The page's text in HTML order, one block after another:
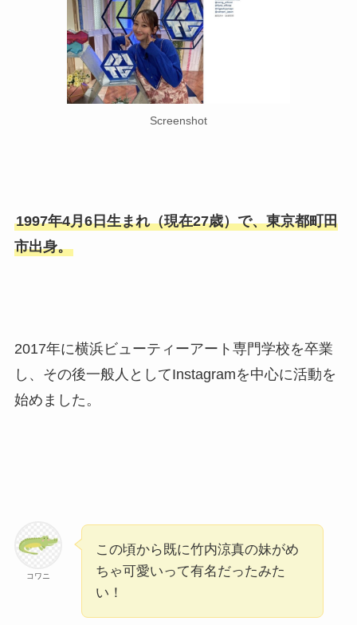
Screenshot
1997年4月6日生まれ（現在27歳）で、東京都町田
市出身。
2017年に横浜ビューティーアート専門学校を卒業
し、その後一般人としてInstagramを中心に活動を
始めました。
コワニ
この頃から既に竹内涼真の妹がめ
ちゃ可愛いって有名だったみた
い！